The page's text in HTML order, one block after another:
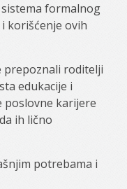
formalnog
korišćenje ovih
prepoznali roditelji
edukacije i
poslovne karijere
ih lično
potrebama i